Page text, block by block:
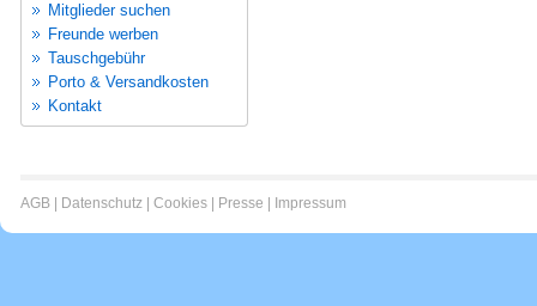
Mitglieder suchen
Freunde werben
Tauschgebühr
Porto & Versandkosten
Kontakt
AGB Datenschutz Cookies Presse Impressum